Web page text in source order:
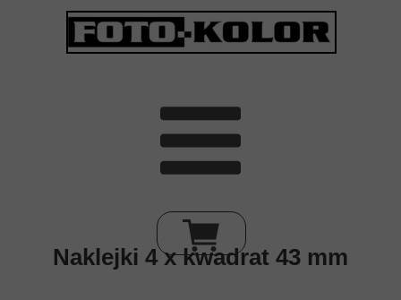
Naklejki 4 x kwadrat 43 mm